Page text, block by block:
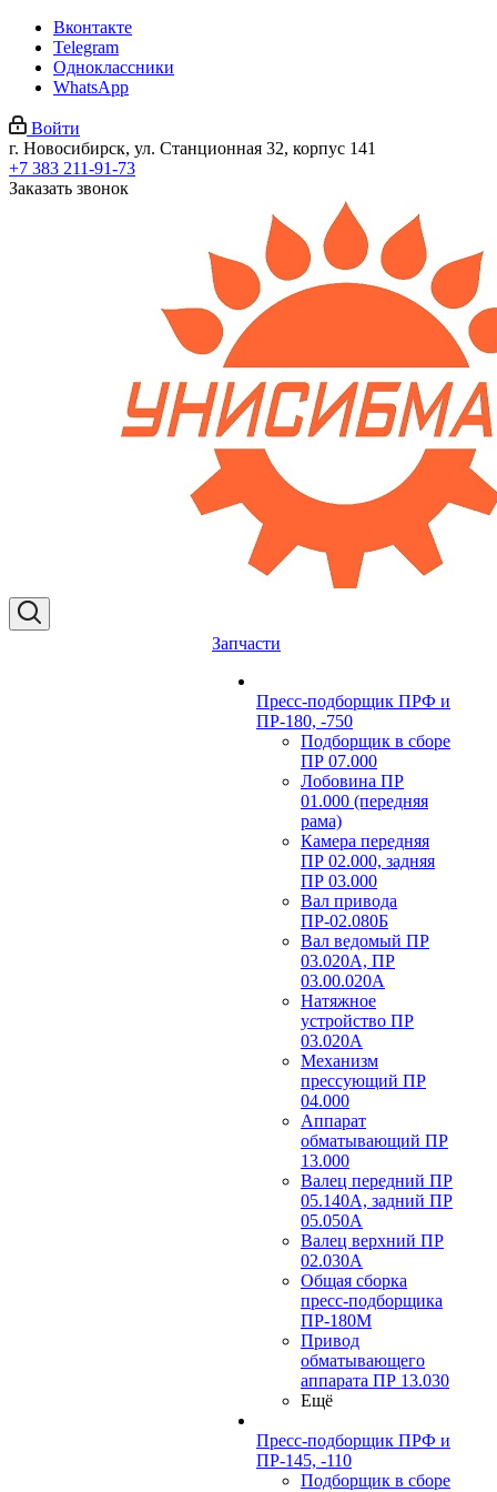
Вконтакте
Telegram
Одноклассники
WhatsApp
Войти
г. Новосибирск, ул. Станционная 32, корпус 141
+7 383 211-91-73
Заказать звонок
Запчасти
Пресс-подборщик ПРФ и
ПР-180, -750
Подборщик в сборе
ПР 07.000
Лобовина ПР
01.000 (передняя
рама)
Камера передняя
ПР 02.000, задняя
ПР 03.000
Вал привода
ПР-02.080Б
Вал ведомый ПР
03.020А, ПР
03.00.020А
Натяжное
устройство ПР
03.020A
Механизм
прессующий ПР
04.000
Аппарат
обматывающий ПР
13.000
Валец передний ПР
05.140A, задний ПР
05.050A
Валец верхний ПР
02.030A
Общая сборка
пресс-подборщика
ПР-180М
Привод
обматывающего
аппарата ПР 13.030
Ещё
Пресс-подборщик ПРФ и
ПР-145, -110
Подборщик в сборе